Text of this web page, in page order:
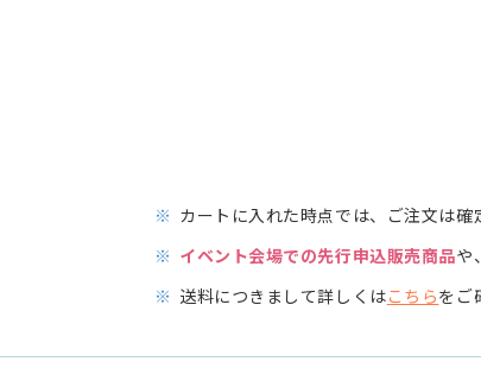
※ カートに入れた時点では、ご注文は
※ イベント会場での先行申込販売商品や
※ 送料につきまして詳しくはこちらをご